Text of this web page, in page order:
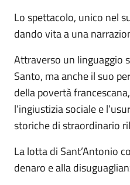
Lo spettacolo, unico nel
dando vita a una
Attraverso un linguaggio
Santo, ma anche il suo
della povertà
l’ingiustizia sociale e
storiche di straordinario
La lotta di Sant’Antonio
denaro e alla